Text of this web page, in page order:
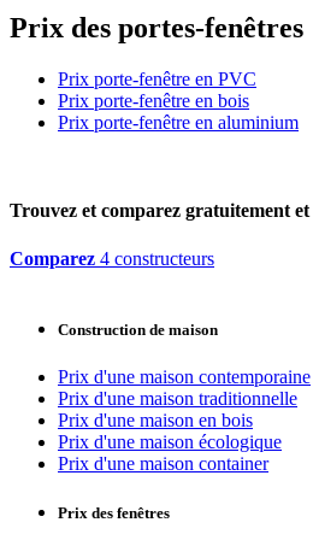
Prix des portes-fenêtres
Prix porte-fenêtre en PVC
Prix porte-fenêtre en bois
Prix porte-fenêtre en aluminium
Trouvez et comparez gratuitement et
Comparez 4 constructeurs
Construction de maison
Prix d'une maison contemporaine
Prix d'une maison traditionnelle
Prix d'une maison en bois
Prix d'une maison écologique
Prix d'une maison container
Prix des fenêtres